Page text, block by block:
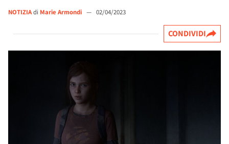
NOTIZIAdi Marie Armondi — 02/04/2023
CONDIVIDI